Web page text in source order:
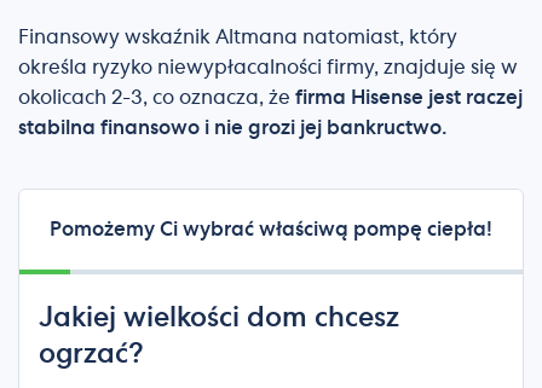
Finansowy wskaźnik Altmana natomiast, który
określa ryzyko niewypłacalności firmy, znajduje się w
okolicach 2-3, co oznacza, że firma Hisense jest raczej
stabilna finansowo i nie grozi jej bankructwo.
Pomożemy Ci wybrać właściwą pompę ciepła!
Jakiej wielkości dom chcesz
ogrzać?